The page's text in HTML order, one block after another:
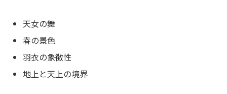
天女の舞
春の景色
羽衣の象徴性
地上と天上の境界